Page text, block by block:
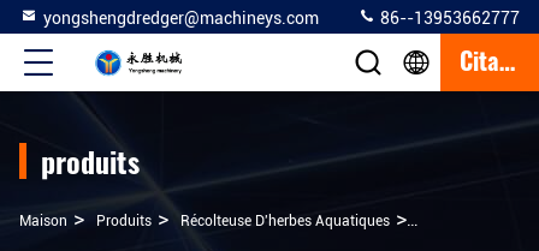
yongshengdredger@machineys.com 86--13953662777
Citation
produits
Maison > Produits > Récolteuse D'herbes Aquatiques >